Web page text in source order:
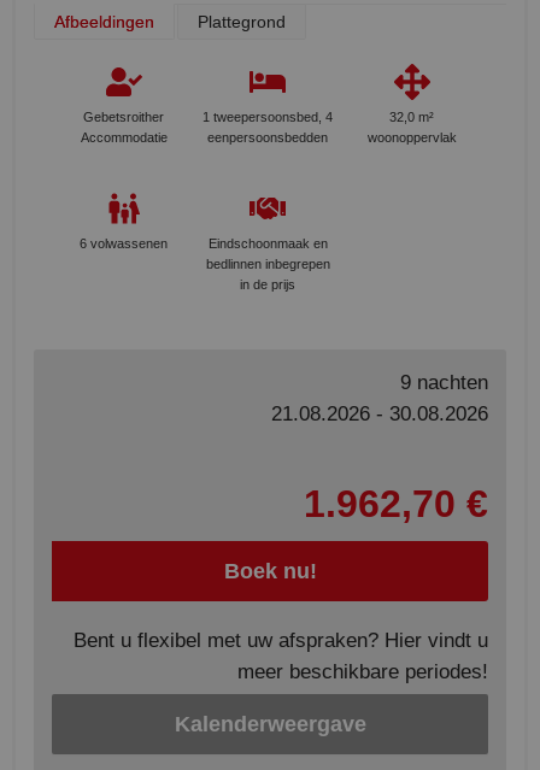
Afbeeldingen Plattegrond
Gebetsroither
Accommodatie
1 tweepersoonsbed, 4
eenpersoonsbedden
32,0 m²
woonoppervlak
6 volwassenen
Eindschoonmaak en
bedlinnen inbegrepen
in de prijs
9 nachten
21.08.2026 - 30.08.2026
1.962,70 €
Boek nu!
Bent u flexibel met uw afspraken? Hier vindt u
meer beschikbare periodes!
Kalenderweergave